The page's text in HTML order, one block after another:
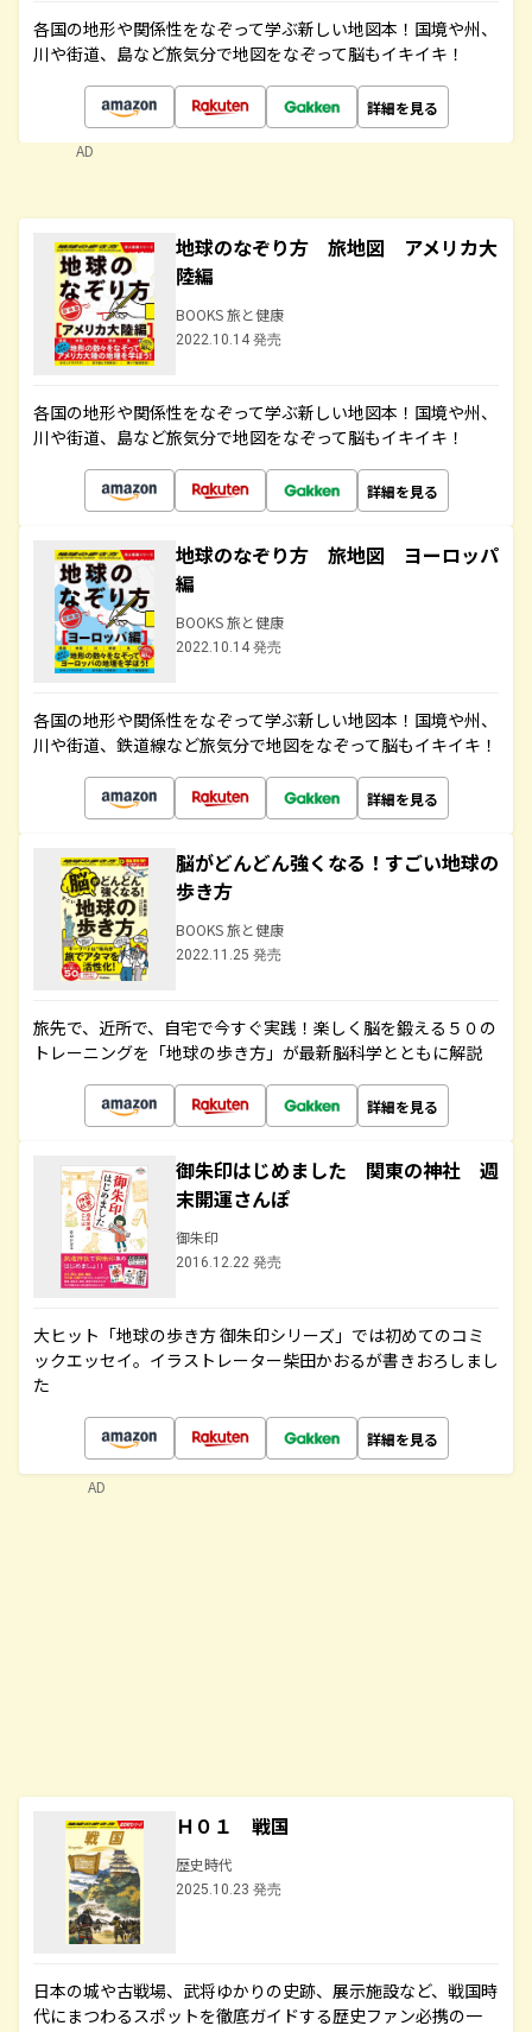
各国の地形や関係性をなぞって学ぶ新しい地図本！国境や州、
川や街道、島など旅気分で地図をなぞって脳もイキイキ！
詳細を見る
AD
地球のなぞり方 旅地図 アメリカ大
陸編
BOOKS 旅と健康
2022.10.14 発売
各国の地形や関係性をなぞって学ぶ新しい地図本！国境や州、
川や街道、島など旅気分で地図をなぞって脳もイキイキ！
詳細を見る
地球のなぞり方 旅地図 ヨーロッパ
編
BOOKS 旅と健康
2022.10.14 発売
各国の地形や関係性をなぞって学ぶ新しい地図本！国境や州、
川や街道、鉄道線など旅気分で地図をなぞって脳もイキイキ！
詳細を見る
脳がどんどん強くなる！すごい地球の
歩き方
BOOKS 旅と健康
2022.11.25 発売
旅先で、近所で、自宅で今すぐ実践！楽しく脳を鍛える５０の
トレーニングを「地球の歩き方」が最新脳科学とともに解説
詳細を見る
御朱印はじめました 関東の神社 週
末開運さんぽ
御朱印
2016.12.22 発売
大ヒット「地球の歩き方 御朱印シリーズ」では初めてのコミ
ックエッセイ。イラストレーター柴田かおるが書きおろしまし
た
詳細を見る
Ｈ０１ 戦国
歴史時代
2025.10.23 発売
日本の城や古戦場、武将ゆかりの史跡、展示施設など、戦国時
代にまつわるスポットを徹底ガイドする歴史ファン必携の一
AD